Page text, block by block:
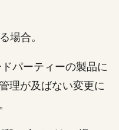
場合。
パーティーの製品に
理が及ばない変更に